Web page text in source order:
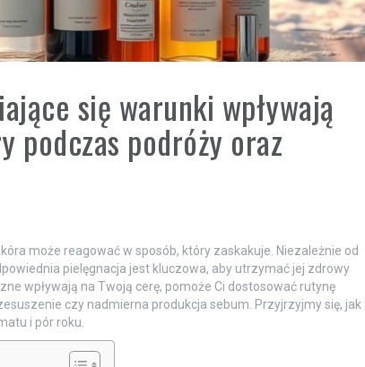
się warunki wpływają
podczas podróży oraz
może reagować w sposób, który zaskakuje. Niezależnie od
pielęgnacja jest kluczowa, aby utrzymać jej zdrowy
wpływają na Twoją cerę, pomoże Ci dostosować rutynę
czy nadmierna produkcja sebum. Przyjrzyjmy się, jak
i pór roku.